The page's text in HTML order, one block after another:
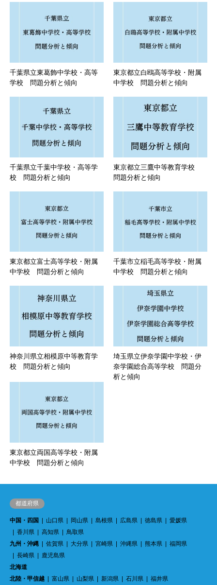
千葉県立東葛飾中学校・高等
学校 問題分析と傾向
東京都立白鴎高等学校・附属
中学校 問題分析と傾向
千葉県立千葉中学校・高等学
校 問題分析と傾向
東京都立三鷹中等教育学校
問題分析と傾向
東京都立富士高等学校・附属
中学校 問題分析と傾向
千葉市立稲毛高等学校・附属
中学校 問題分析と傾向
神奈川県立相模原中等教育学
校 問題分析と傾向
埼玉県立伊奈学園中学校・伊
奈学園総合高等学校 問題分
析と傾向
東京都立両国高等学校・附属
中学校 問題分析と傾向
都道府県
中国・四国 山口県 岡山県 島根県 広島県 徳島県
愛媛県
香川県
高知県
鳥取県
九州・沖縄
佐賀県 大分県 宮崎県 沖縄県 熊本県
福岡県
長崎県
鹿児島県
北海道
北陸・甲信越
富山県 山梨県 新潟県 石川県 福井県